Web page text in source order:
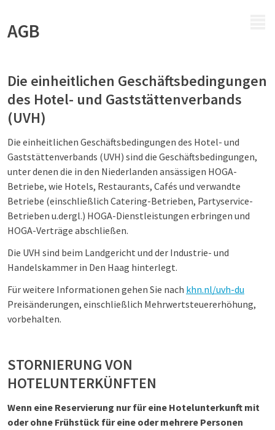
AGB
Die einheitlichen Geschäftsbedingungen
des Hotel- und Gaststättenverbands
(UVH)
Die einheitlichen Geschäftsbedingungen des Hotel- und
Gaststättenverbands (UVH) sind die Geschäftsbedingungen,
unter denen die in den Niederlanden ansässigen HOGA-
Betriebe, wie Hotels, Restaurants, Cafés und verwandte
Betriebe (einschließlich Catering-Betrieben, Partyservice-
Betrieben u.dergl.) HOGA-Dienstleistungen erbringen und
HOGA-Verträge abschließen.
Die UVH sind beim Landgericht und der Industrie- und
Handelskammer in Den Haag hinterlegt.
Für weitere Informationen gehen Sie nach khn.nl/uvh-du
Preisänderungen, einschließlich Mehrwertsteuererhöhung,
vorbehalten.
STORNIERUNG VON
HOTELUNTERKÜNFTEN
Wenn eine Reservierung nur für eine Hotelunterkunft mit
oder ohne Frühstück für eine oder mehrere Personen